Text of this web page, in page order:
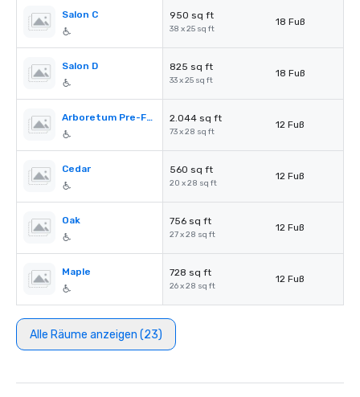
Salon C 950 sq ft
38 x 25 sq ft
18 Fuß
Salon D 825 sq ft
33 x 25 sq ft
18 Fuß
Arboretum Pre-Function 2.044 sq ft
73 x 28 sq ft
12 Fuß
Cedar 560 sq ft
20 x 28 sq ft
12 Fuß
Oak 756 sq ft
27 x 28 sq ft
12 Fuß
Maple 728 sq ft
26 x 28 sq ft
12 Fuß
Alle Räume anzeigen (23)